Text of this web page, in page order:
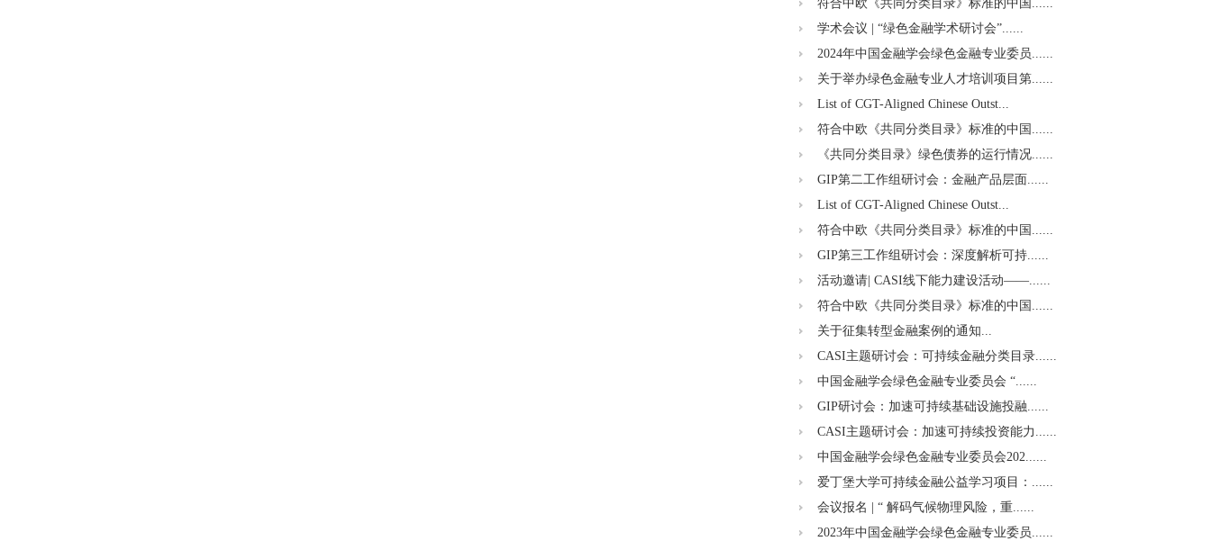
符合中欧《共同分类目录》标准的中国......
学术会议 | “绿色金融学术研讨会”......
2024年中国金融学会绿色金融专业委员......
关于举办绿色金融专业人才培训项目第......
List of CGT-Aligned Chinese Outst...
符合中欧《共同分类目录》标准的中国......
《共同分类目录》绿色债券的运行情况......
GIP第二工作组研讨会：金融产品层面......
List of CGT-Aligned Chinese Outst...
符合中欧《共同分类目录》标准的中国......
GIP第三工作组研讨会：深度解析可持......
活动邀请| CASI线下能力建设活动——......
符合中欧《共同分类目录》标准的中国......
关于征集转型金融案例的通知...
CASI主题研讨会：可持续金融分类目录......
中国金融学会绿色金融专业委员会 “......
GIP研讨会：加速可持续基础设施投融......
CASI主题研讨会：加速可持续投资能力......
中国金融学会绿色金融专业委员会202......
爱丁堡大学可持续金融公益学习项目：......
会议报名 | “ 解码气候物理风险，重......
2023年中国金融学会绿色金融专业委员......